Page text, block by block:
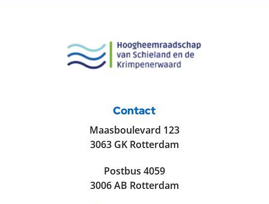
Contact
Maasboulevard 123
3063 GK Rotterdam
Postbus 4059
3006 AB Rotterdam